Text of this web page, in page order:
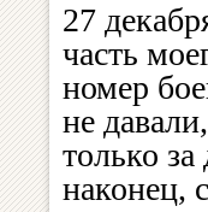
27
часть
номер
не
только
наконец,